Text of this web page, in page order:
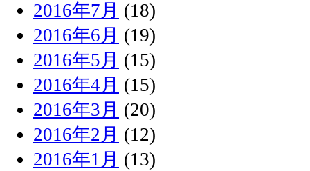
2016年7月 (18)
2016年6月 (19)
2016年5月 (15)
2016年4月 (15)
2016年3月 (20)
2016年2月 (12)
2016年1月 (13)